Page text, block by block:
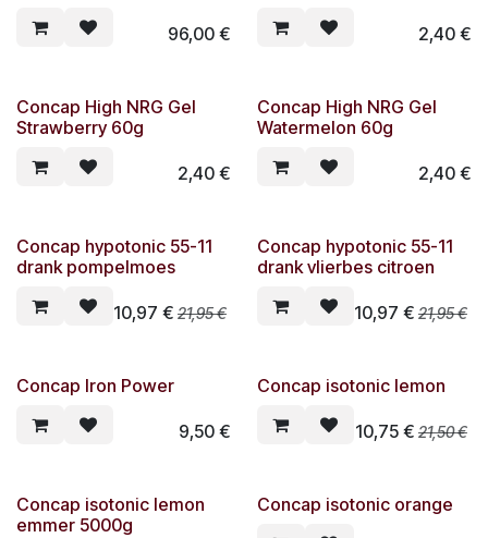
96,00€ 2,40€
Concap High NRG Gel
Strawberry 60g
2,40€
Concap High NRG Gel
Watermelon 60g
2,40€
Concap hypotonic 55-11
drank pompelmoes
10,97 € 21,95€
Concap hypotonic 55-11
drank vlierbes citroen
10,97 € 21,95€
Concap Iron Power
9,50€
Concap isotonic lemon
10,75€ 21,50€
Concap isotonic lemon
emmer 5000g
Concap isotonic orange